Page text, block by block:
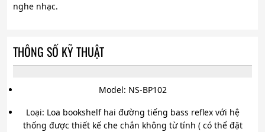
nghe nhạc.
THÔNG SỐ KỸ THUẬT
Model: NS-BP102
Loại: Loa bookshelf hai đường tiếng bass reflex với hệ
thống được thiết kế che chắn không từ tính ( có thể đặt